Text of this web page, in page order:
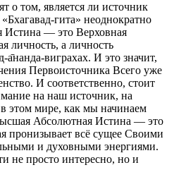
о том, является ли источник
гита» неоднократно
Истина — это Верховная
личность, а личность
а̄нанда-виграхах. И это значит,
Первоисточника Всего уже
И соответственно, стоит
на наш источник, на
этом мире, как мы начинаем
Абсолютная Истина — это
пронизывает всё сущее Своими
и духовными энергиями.
не просто интересно, но и